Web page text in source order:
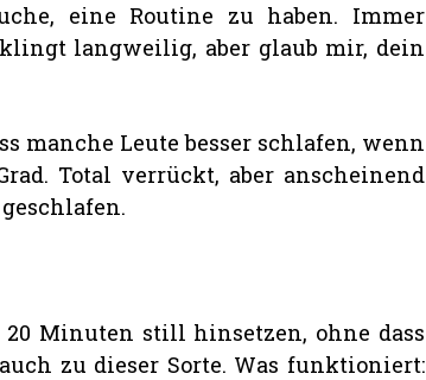
eine Routine zu haben. Immer
langweilig, aber glaub mir, dein
manche Leute besser schlafen, wenn
Total verrückt, aber anscheinend
Minuten still hinsetzen, ohne dass
zu dieser Sorte. Was funktioniert: